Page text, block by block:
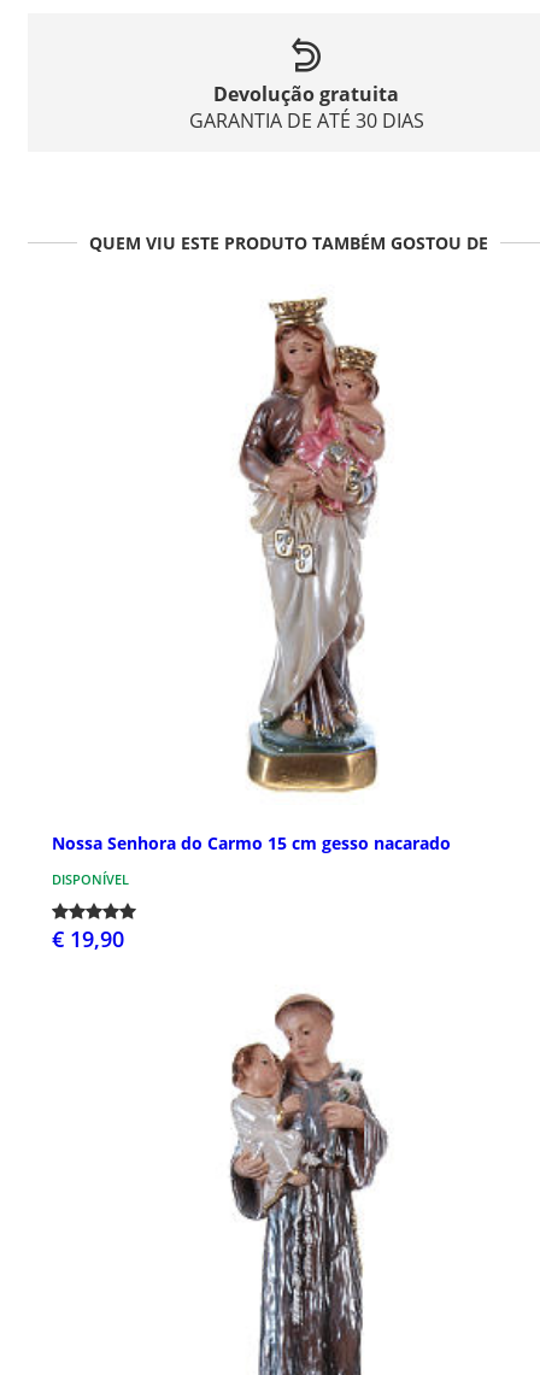
Devolução gratuita
GARANTIA DE ATÉ 30 DIAS
QUEM VIU ESTE PRODUTO TAMBÉM GOSTOU DE
Nossa Senhora do Carmo 15 cm gesso nacarado
DISPONÍVEL
€ 19,90